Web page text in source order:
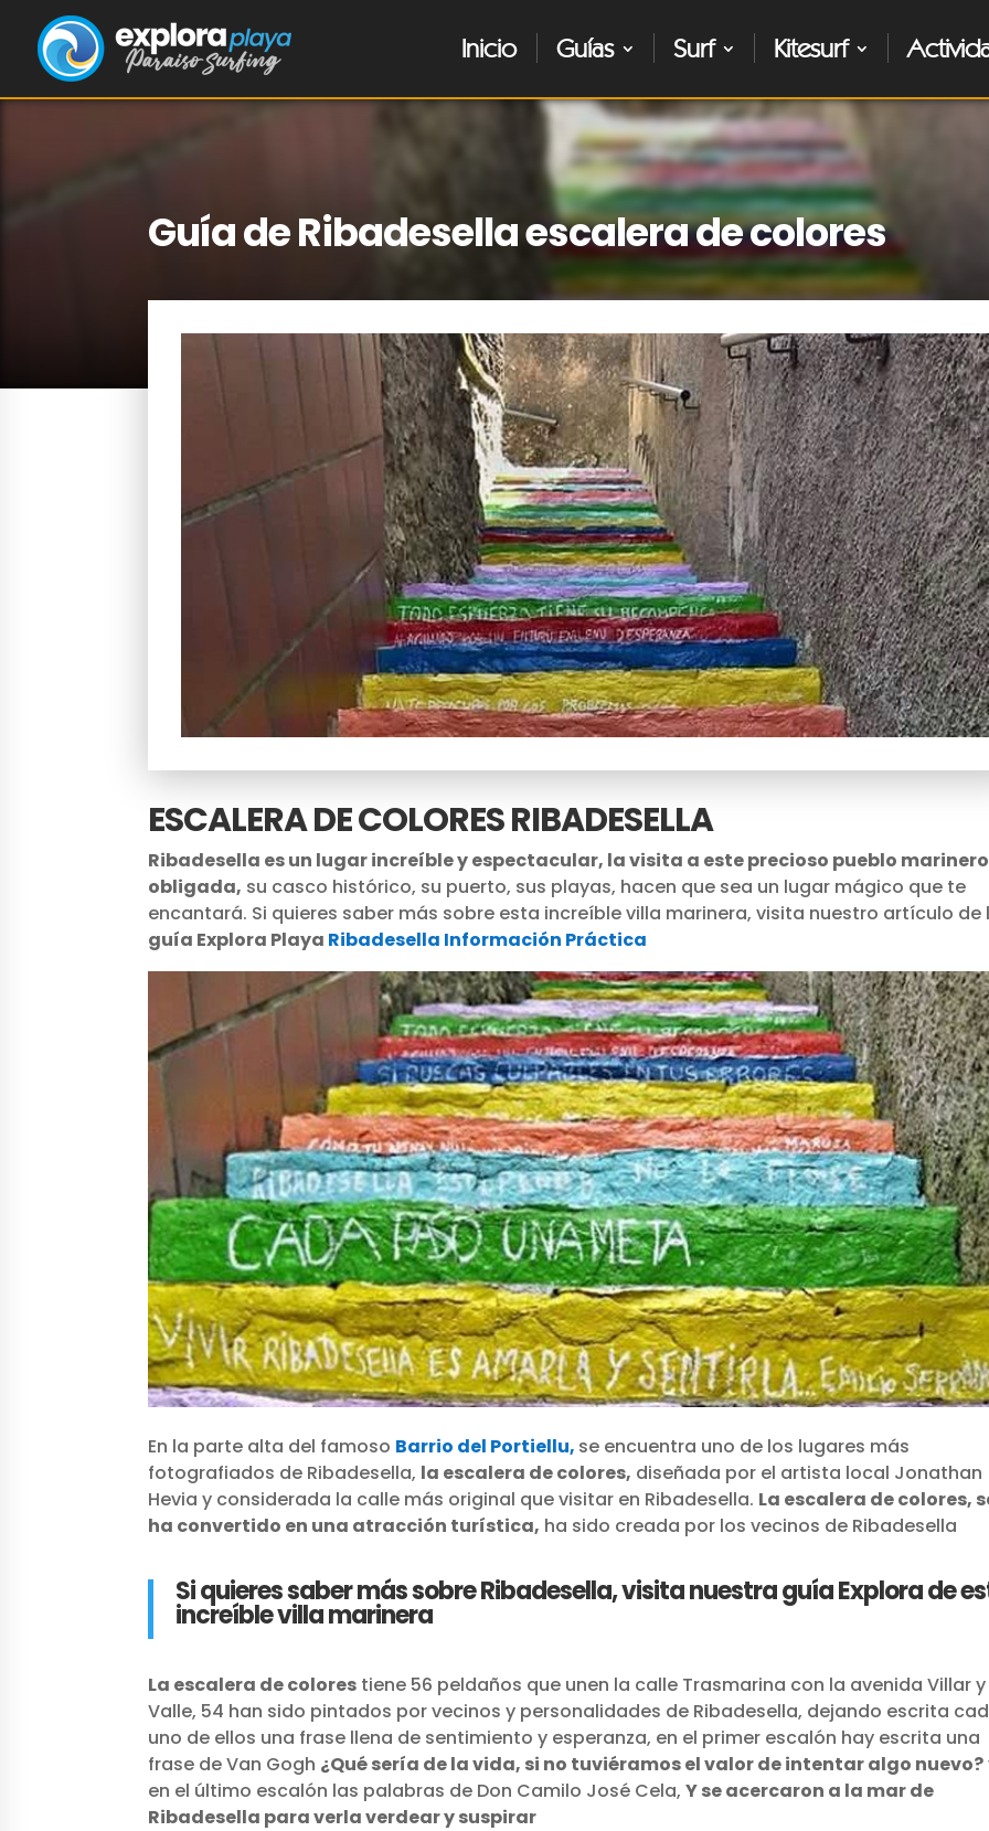
Inicio Guías Surf Kitesurf
Guía de Ribadesella escalera de colores
ESCALERA DE COLORES RIBADESELLA
Ribadesella es un lugar increíble y espectacular, la visita a este precioso pueblo
obligada, su casco histórico, su puerto, sus playas, hacen que sea un lugar mágico que te
encantará. Si quieres saber más sobre esta increíble villa marinera, visita nuestro artículo de
guía Explora Playa Ribadesella Información Práctica
En la parte alta del famoso Barrio del Portiellu, se encuentra uno de los lugares más
fotografiados de Ribadesella, la escalera de colores, diseñada por el artista local Jonathan
Hevia y considerada la calle más original que visitar en Ribadesella. La escalera de colores,
ha convertido en una atracción turística, ha sido creada por los vecinos de Ribadesella
Si quieres saber más sobre Ribadesella, visita nuestra guía Explora de
increíble villa marinera
La escalera de colores tiene 56 peldaños que unen la calle Trasmarina con la avenida Villar y
Valle, 54 han sido pintados por vecinos y personalidades de Ribadesella, dejando escrita
uno de ellos una frase llena de sentimiento y esperanza, en el primer escalón hay escrita una
frase de Van Gogh ¿Qué sería de la vida, si no tuviéramos el valor de intentar algo nuevo?
en el último escalón las palabras de Don Camilo José Cela,Y se acercaron a la mar de
Ribadesella para verla verdear y suspirar